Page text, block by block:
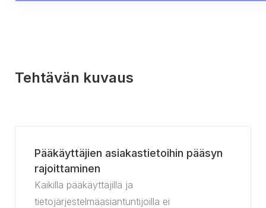
Tehtävän kuvaus
Pääkäyttäjien asiakastietoihin pääsyn
rajoittaminen
Kaikilla pääkäyttäjillä ja
tietojärjestelmäasiantuntijoilla ei